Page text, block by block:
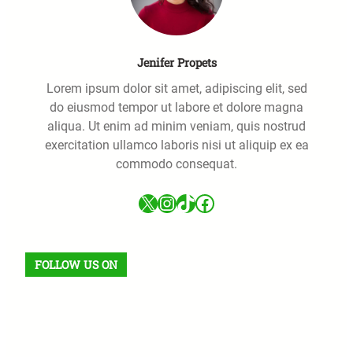
Jenifer Propets
Lorem ipsum dolor sit amet, adipiscing elit, sed
do eiusmod tempor ut labore et dolore magna
aliqua. Ut enim ad minim veniam, quis nostrud
exercitation ullamco laboris nisi ut aliquip ex ea
commodo consequat.
X InstagramTikTok Facebook
FOLLOW US ON